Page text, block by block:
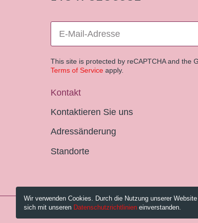
This site is protected by reCAPTCHA and the
Terms of Service apply.
Kontakt
Kontaktieren Sie uns
Adressänderung
Standorte
© 2026 Pestalozzi-Bibliothek Zürich.
Wir verwenden Cookies. Durch die Nutzung unserer
sich mit unseren Datenschutzrichtlinien einverstanden.